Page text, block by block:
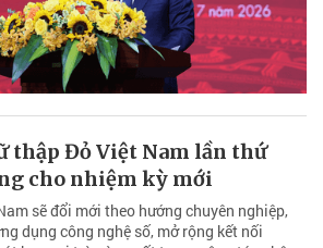
thập Đỏ Việt Nam lần thứ
cho nhiệm kỳ mới
sẽ đổi mới theo hướng chuyên nghiệp,
dụng công nghệ số, mở rộng kết nối